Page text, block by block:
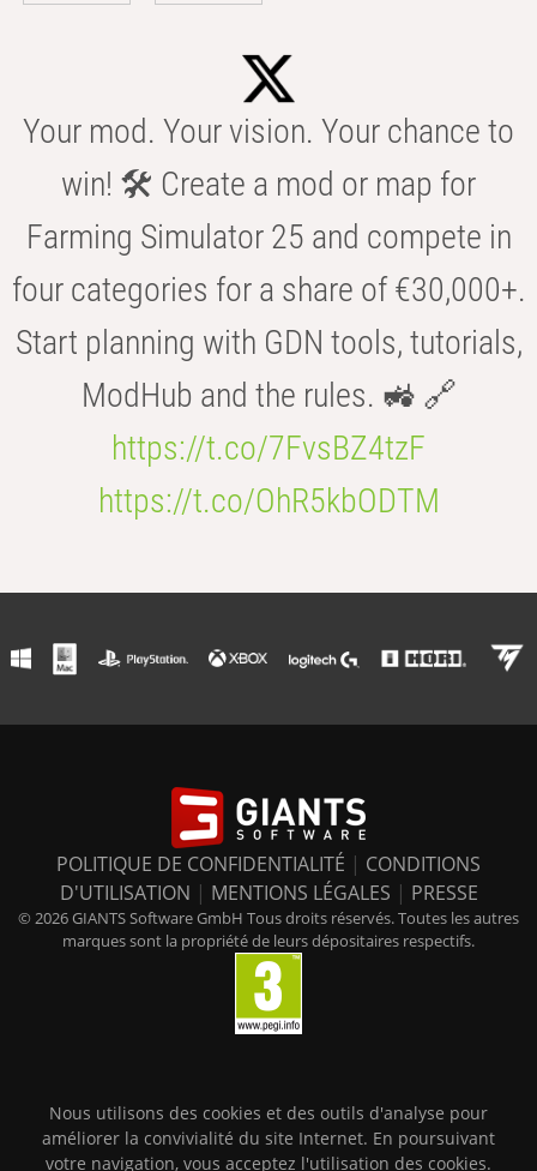
Your mod. Your vision. Your chance to
win! 🛠️ Create a mod or map for
Farming Simulator 25 and compete in
four categories for a share of €30,000+.
Start planning with GDN tools, tutorials,
ModHub and the rules. 🚜 🔗
https://t.co/7FvsBZ4tzF
https://t.co/OhR5kbODTM
POLITIQUE DE CONFIDENTIALITÉ | CONDITIONS
D'UTILISATION | MENTIONS LÉGALES | PRESSE
© 2026 GIANTS Software GmbH Tous droits réservés. Toutes les autres
marques sont la propriété de leurs dépositaires respectifs.
Nous utilisons des cookies et des outils d'analyse pour
améliorer la convivialité du site Internet. En poursuivant
votre navigation, vous acceptez l'utilisation des cookies.